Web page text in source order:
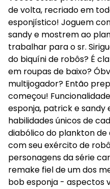
de volta, recriado em
esponjístico! Joguem
sandy e mostrem ao
trabalhar para o sr.
do biquíni de robôs? É
em roupas de baixo?
multijogador? Então
começou!
esponja, patrick e sandy
habilidades únicos de
diabólico do plankton
com seu exército de
personagens da série
remake fiel de um dos
bob esponja - aspectos